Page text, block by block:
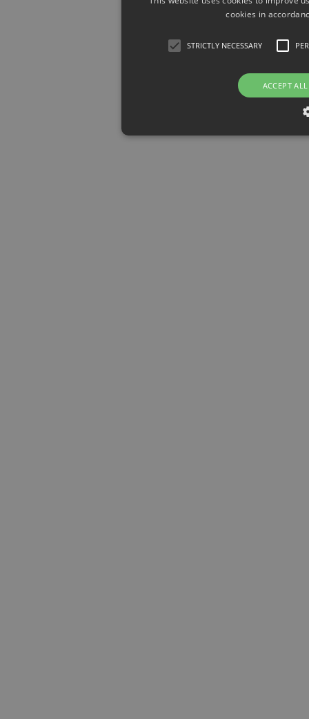
cookies in
STRICTLY NECESSARY
ACCEPT ALL